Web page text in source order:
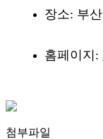
장소: 부
홈페이지:
첨부파일